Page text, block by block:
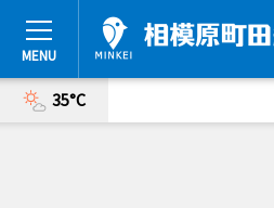
35°C